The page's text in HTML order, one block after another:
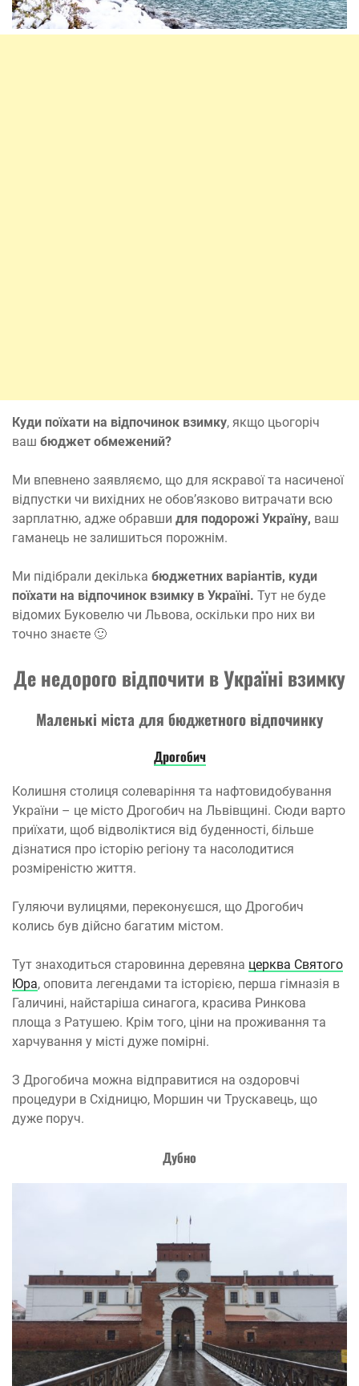
Куди поїхати на відпочинок взимку, якщо цьогоріч
ваш бюджет обмежений?
Ми впевнено заявляємо, що для яскравої та насиченої
відпустки чи вихідних не обов’язково витрачати всю
зарплатню, адже обравши для подорожі Україну, ваш
гаманець не залишиться порожнім.
Ми підібрали декілька бюджетних варіантів, куди
поїхати на відпочинок взимку в Україні. Тут не буде
відомих Буковелю чи Львова, оскільки про них ви
точно знаєте 🙂
Де недорого відпочити в Україні взимку
Маленькі міста для бюджетного відпочинку
Дрогобич
Колишня столиця солеваріння та нафтовидобування
України – це місто Дрогобич на Львівщині. Сюди варто
приїхати, щоб відволіктися від буденності, більше
дізнатися про історію регіону та насолодитися
розміреністю життя.
Гуляючи вулицями, переконуєшся, що Дрогобич
колись був дійсно багатим містом.
Тут знаходиться старовинна деревяна церква Святого
Юра, оповита легендами та історією, перша гімназія в
Галичині, найстаріша синагога, красива Ринкова
площа з Ратушею. Крім того, ціни на проживання та
харчування у місті дуже помірні.
З Дрогобича можна відправитися на оздоровчі
процедури в Східницю, Моршин чи Трускавець, що
дуже поруч.
Дубно